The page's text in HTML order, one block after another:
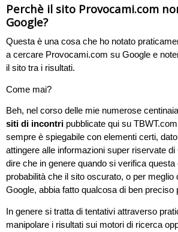
Perchè il sito Provocami.com
Google?
Questa è una cosa che ho notato
a cercare Provocami.com su Google e
il sito tra i risultati.
Come mai?
Beh, nel corso delle mie numerose
siti di incontri pubblicate qui su
sempre è spiegabile con elementi certi,
attingere alle informazioni super riservate
dire che in genere quando si verifica
probabilità che il sito oscurato, o per meglio
Google, abbia fatto qualcosa di ben preciso
In genere si tratta di tentativi attraverso
manipolare i risultati sui motori di ricerca